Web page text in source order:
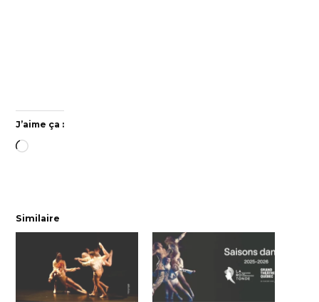
J’aime ça :
Chargement…
Similaire